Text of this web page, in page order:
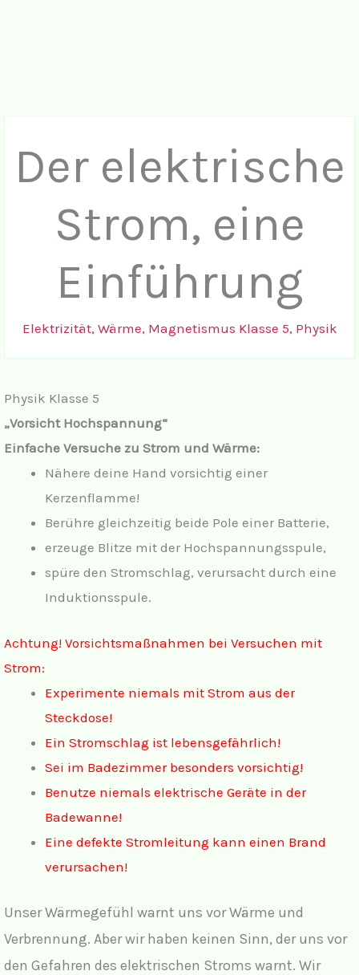
Der elektrische
Strom, eine
Einführung
Elektrizität, Wärme, Magnetismus Klasse 5, Physik
Physik Klasse 5
„Vorsicht Hochspannung“
Einfache Versuche zu Strom und Wärme:
Nähere deine Hand vorsichtig einer
Kerzenflamme!
Berühre gleichzeitig beide Pole einer Batterie,
erzeuge Blitze mit der Hochspannungsspule,
spüre den Stromschlag, verursacht durch eine
Induktionsspule.
Achtung! Vorsichtsmaßnahmen bei Versuchen mit
Strom:
Experimente niemals mit Strom aus der
Steckdose!
Ein Stromschlag ist lebensgefährlich!
Sei im Badezimmer besonders vorsichtig!
Benutze niemals elektrische Geräte in der
Badewanne!
Eine defekte Stromleitung kann einen Brand
verursachen!
Unser Wärmegefühl warnt uns vor Wärme und
Verbrennung. Aber wir haben keinen Sinn, der uns vor
den Gefahren des elektrischen Stroms warnt. Wir